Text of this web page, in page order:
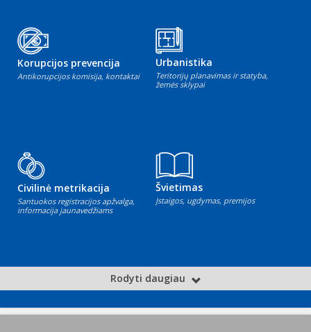
Korupcijos prevencija
Antikorupcijos komisija, kontaktai
Urbanistika
Teritorijų planavimas ir statyba,
žemės sklypai
Civilinė metrikacija
Santuokos registracijos apžvalga,
informacija jaunavedžiams
Švietimas
Įstaigos, ugdymas, premijos
Rodyti daugiau